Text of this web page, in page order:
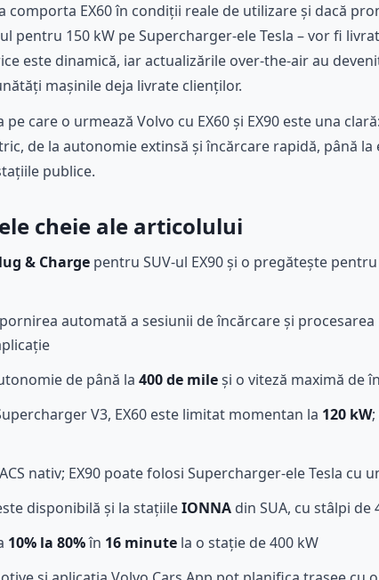
comporta EX60 în condiții reale de utilizare și dacă
pentru 150 kW pe Supercharger-ele Tesla – vor fi
este dinamică, iar actualizările over-the-air au
mașinile deja livrate clienților.
pe care o urmează Volvo cu EX60 și EX90 este una
de la autonomie extinsă și încărcare rapidă, până
publice.
cheie ale articolului
& Charge pentru SUV-ul EX90 și o pregătește
automată a sesiunii de încărcare și
de până la 400 de mileși o viteză maximă de
V3, EX60 este limitat momentan la 120 kW
nativ; EX90 poate folosi Supercharger-ele Tesla cu
disponibilă și la stațiileIONNA din SUA, cu stâlpi de
10% la 80%în 16 minute la o stație de 400 kW